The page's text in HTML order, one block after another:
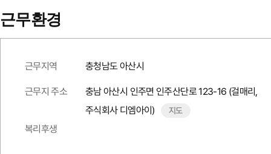
근무환경
근무지역 충청남도 아산시
근무지 주소
충남 아산시 인주면 인주산단로 123-16 (걸매리,
주식회사 디엠아이)
지도
복리후생